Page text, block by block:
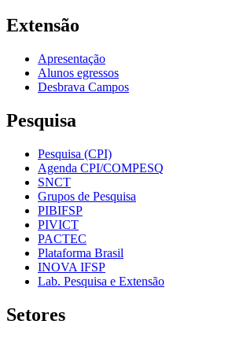
Extensão
Apresentação
Alunos egressos
Desbrava Campos
Pesquisa
Pesquisa (CPI)
Agenda CPI/COMPESQ
SNCT
Grupos de Pesquisa
PIBIFSP
PIVICT
PACTEC
Plataforma Brasil
INOVA IFSP
Lab. Pesquisa e Extensão
Setores